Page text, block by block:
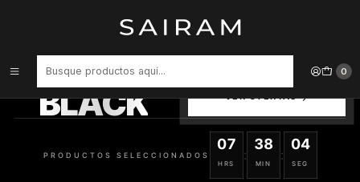
0
PERFUME BLEND OUD GOLD OUD UNISEX EDP 60 ML
BLACK
SELECCIONADOS
PRODUCTOS SELECCIONADOS
07
HRS
:
38
MIN
:
03
SEG